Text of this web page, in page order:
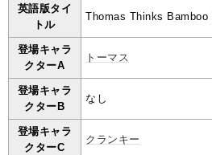
英語版タイ
トル
Thomas Thinks Bamboo
登場キャラ
クターA
トーマス
登場キャラ
クターB
なし
登場キャラ
クターC
クランキー